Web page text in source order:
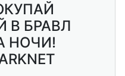
В БРАВЛ
НОЧИ!